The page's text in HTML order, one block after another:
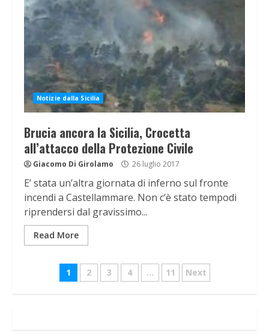
Notizie dalla Sicilia
Brucia ancora la Sicilia, Crocetta
all’attacco della Protezione Civile
Giacomo Di Girolamo 26 luglio 2017
E’ stata un’altra giornata di inferno sul fronte
incendi a Castellammare. Non c’è stato tempodi
riprendersi dal gravissimo...
Read More
Navigazione
1 2 3 4 … 11 Next